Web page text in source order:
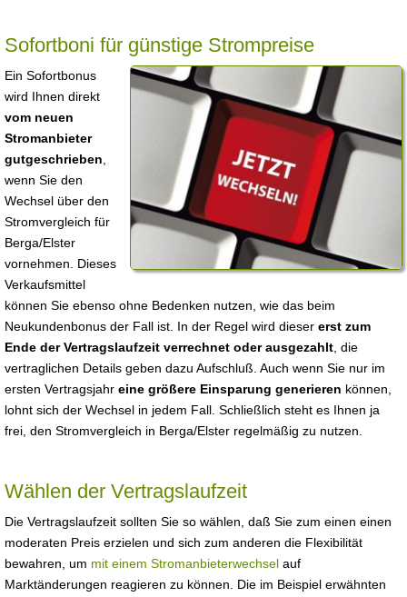
Sofortboni für günstige Strompreise
Ein Sofortbonus
wird Ihnen direkt
vom neuen
Stromanbieter
gutgeschrieben
wenn Sie den
Wechsel über den
Stromvergleich für
Berga/Elster
vornehmen. Dieses
Verkaufsmittel
können Sie ebenso ohne Bedenken nutzen, wie das beim
Neukundenbonus der Fall ist. In der Regel wird dieser erst zum
Ende der Vertragslaufzeit verrechnet oder ausgezahlt , die
vertraglichen Details geben dazu Aufschluß. Auch wenn Sie nur im
ersten Vertragsjahr eine größere Einsparung generieren können,
lohnt sich der Wechsel in jedem Fall. Schließlich steht es Ihnen ja
frei, den Stromvergleich in Berga/Elster regelmäßig zu nutzen.
Wählen der Vertragslaufzeit
Die Vertragslaufzeit sollten Sie so wählen, daß Sie zum einen einen
moderaten Preis erzielen und sich zum anderen die Flexibilität
bewahren, um mit einem Stromanbieterwechsel auf
Marktänderungen reagieren zu können. Die im Beispiel erwähnten